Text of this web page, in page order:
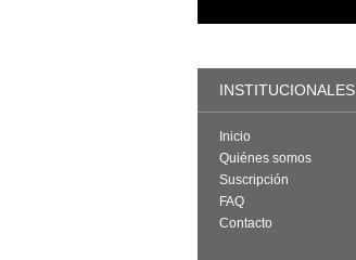
INSTITUCIONALES
Inicio
Quiénes somos
Suscripción
FAQ
Contacto